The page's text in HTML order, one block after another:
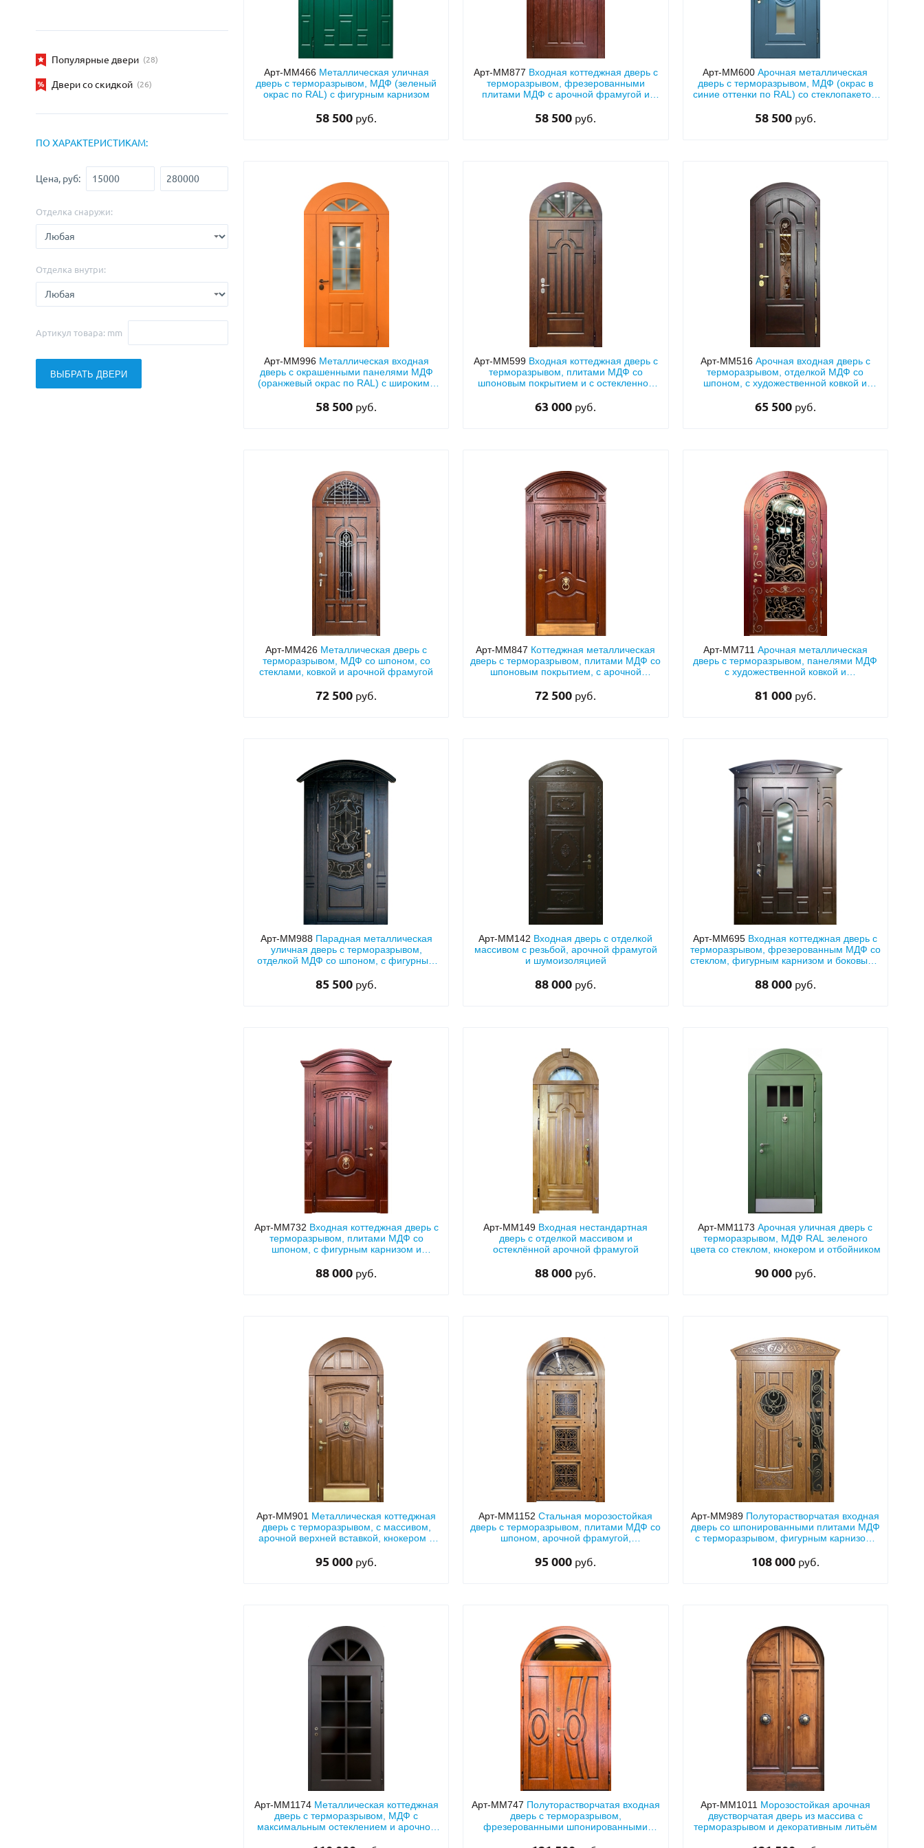
Популярные двери (28)
Двери со скидкой (26)
ПО ХАРАКТЕРИСТИКАМ:
Цена, руб:
Отделка снаружи:
Отделка внутри:
Артикул товара: mm
ВЫБРАТЬ ДВЕРИ
Арт-ММ466 Металлическая уличная
дверь с терморазрывом, МДФ (зеленый
окрас по RAL) с фигурным карнизом
58 500 руб.
Арт-ММ877 Входная коттеджная дверь с
терморазрывом, фрезерованными
плитами МДФ с арочной фрамугой и
58 500 руб.
Арт-ММ600Арочная металлическая
дверь с терморазрывом, МДФ (окрас в
синие оттенки по RAL) со стеклопакетом
58 500 руб.
Арт-ММ996 Металлическая входная
дверь с окрашенными панелями МДФ
(оранжевый окрас по RAL) с широкими
стеклопакетами
58 500 руб.
Арт-ММ599 Входная коттеджная дверь с
терморазрывом, плитами МДФ со
шпоновым покрытием и с остекленной
63 000 руб.
Арт-ММ516 Арочная входная дверь с
терморазрывом, отделкой МДФ со
шпоном, с художественной ковкой и
65 500 руб.
Арт-ММ426 Металлическая дверь с
терморазрывом, МДФ со шпоном, со
стеклами, ковкой и арочной фрамугой
72 500 руб.
Арт-ММ847 Коттеджная металлическая
дверь с терморазрывом, плитами МДФ со
шпоновым покрытием, с арочной
72 500 руб.
Арт-ММ711 Арочная металлическая
дверь с терморазрывом, панелями МДФ
с художественной ковкой и
81 000 руб.
Арт-ММ988 Парадная металлическая
уличная дверь с терморазрывом,
отделкой МДФ со шпоном, с фигурным
85 500 руб.
Арт-ММ142 Входная дверь с отделкой
массивом с резьбой, арочной фрамугой
и шумоизоляцией
88 000 руб.
Арт-ММ695 Входная коттеджная дверь с
терморазрывом, фрезерованным МДФ со
стеклом, фигурным карнизом и боковыми
88 000 руб.
Арт-ММ732 Входная коттеджная дверь с
терморазрывом, плитами МДФ со
шпоном, с фигурным карнизом и
88 000 руб.
Арт-ММ149 Входная нестандартная
дверь с отделкой массивом и
остеклённой арочной фрамугой
88 000 руб.
Арт-ММ1173Арочная уличная дверь с
терморазрывом, МДФ RAL зеленого
цвета со стеклом, кнокером и отбойником
90 000 руб.
Арт-ММ901 Металлическая коттеджная
дверь с терморазрывом, с массивом,
арочной верхней вставкой, кнокером и
95 000 руб.
Арт-ММ1152Стальная морозостойкая
дверь с терморазрывом, плитами МДФ со
шпоном, арочной фрамугой,
95 000 руб.
Арт-ММ989 Полуторастворчатая входная
дверь со шпонированными плитами МДФ
с терморазрывом, фигурным карнизом,
108 000 руб.
Арт-ММ1174 Металлическая коттеджная
дверь с терморазрывом, МДФ с
максимальным остеклением и арочной
Арт-ММ747 Полуторастворчатая входная
дверь с терморазрывом,
фрезерованными шпонированными
Арт-ММ1011 Морозостойкая арочная
двустворчатая дверь из массива с
терморазрывом и декоративным литьём